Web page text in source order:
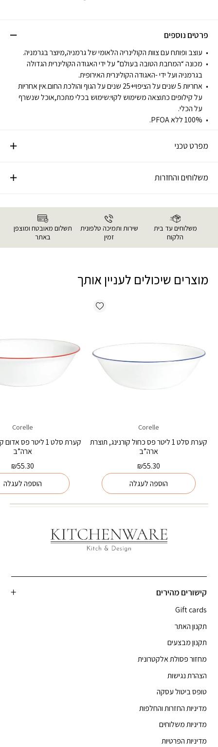
פרטים נוספים
עוצב ופותח עם צוות הקולינריה הלאומי של גרמניה,מיוצר בגרמניה.
מכונה “המחבת הטובה בעולם” על ידי האגודה הקולינרית הגדולה
בגרמניה ועל ידי -האגודה הקולינרית האירופית.
אחריות 5 שנים על הציפוי+25 שנים על הגוף והולכת החום.אין אחריות
על קילופים כתוצאה משימוש לקוי:שימוש בכלי מתכת,אוכל שנשרף
על הכלי.
100% ללא PFOA.
מפרט טכני
משלוחים והחזרות
משלוחים עד בית
הלקוח
שירות ותמיכה טלפונית
זמין
תשלום מאובטח ומוצפן
באתר
מוצרים שיכולים לעניין אותך
Add wishlist
Corelle
קערת סלט 1 ליטר פס כחול קורנינג, תוצרת
ארה”ב
₪55.30
הוספה לעגלה
Corelle
קערת סלט 1 ליטר פס
ארה”ב
₪55.30
הוספה לעגלה
קישורים מהירים
Gift cards
תקנון האתר
תקנון מבצעים
מחזור פסולת אלקטרונית
הצהרת נגישות
טופס ביטול עסקה
מדיניות החזרות והחלפות
מדיניות משלוחים
מדיניות הפרטיות